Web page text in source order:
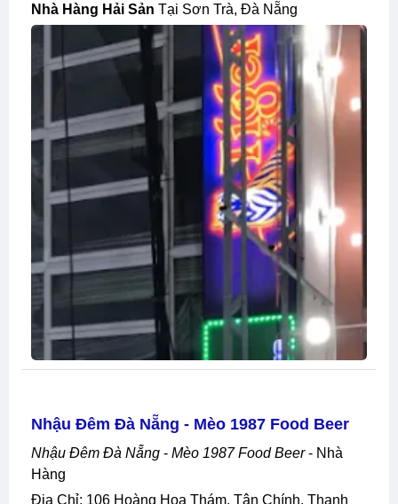
Nhà Hàng Hải Sản Tại Sơn Trà, Đà Nẵng
Nhậu Đêm Đà Nẵng - Mèo 1987 Food Beer
Nhậu Đêm Đà Nẵng - Mèo 1987 Food Beer- Nhà
Hàng
Địa Chỉ: 106 Hoàng Hoa Thám, Tân Chính, Thanh